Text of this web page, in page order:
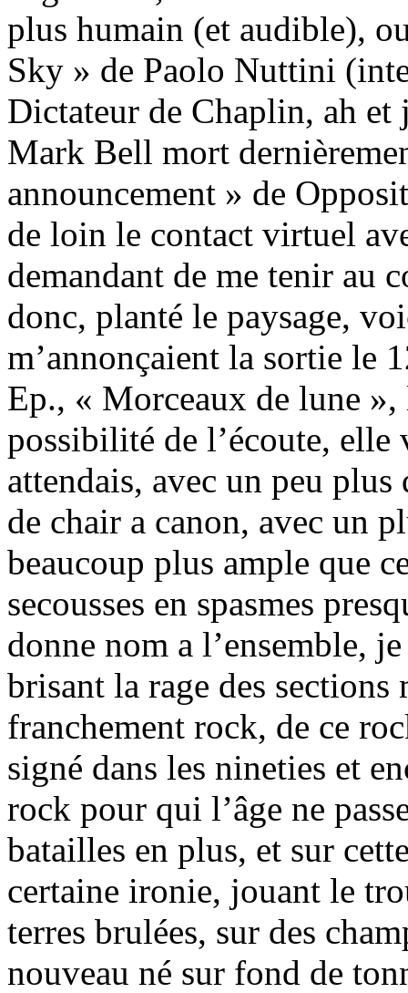
plus humain (et audible),
Sky » de Paolo Nuttini
Dictateur de Chaplin, ah et
Mark Bell mort
announcement » de
de loin le contact virtuel
demandant de me tenir au
donc, planté le paysage,
m’annonçaient la sortie le
Ep., « Morceaux de lune »,
possibilité de l’écoute,
attendais, avec un peu
de chair a canon, avec un
beaucoup plus ample que
secousses en spasmes
donne nom a l’ensemble,
brisant la rage des sections
franchement rock, de ce
signé dans les nineties et
rock pour qui l’âge ne
batailles en plus, et sur
certaine ironie, jouant le
terres brulées, sur des
nouveau né sur fond de